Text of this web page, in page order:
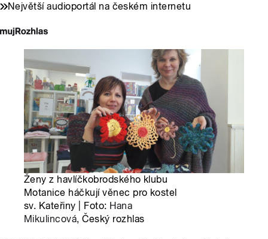
Největší audioportál na českém internetu
Ženy z havlíčkobrodského klubu
Motanice háčkují věnec pro kostel
sv. Kateřiny | Foto: Hana
Mikulincová, Český rozhlas